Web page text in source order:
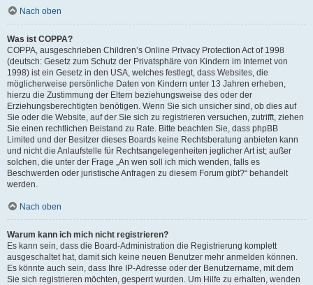
Nach oben
Was ist COPPA?
COPPA, ausgeschrieben Children’s Online Privacy Protection Act of 1998
(deutsch: Gesetz zum Schutz der Privatsphäre von Kindern im Internet von
1998) ist ein Gesetz in den USA, welches festlegt, dass Websites, die
möglicherweise persönliche Daten von Kindern unter 13 Jahren erheben,
hierzu die Zustimmung der Eltern beziehungsweise des oder der
Erziehungsberechtigten benötigen. Wenn Sie sich unsicher sind, ob dies auf
Sie oder die Website, auf der Sie sich zu registrieren versuchen, zutrifft, ziehen
Sie einen rechtlichen Beistand zu Rate. Bitte beachten Sie, dass phpBB
Limited und der Besitzer dieses Boards keine Rechtsberatung anbieten kann
und nicht die Anlaufstelle für Rechtsangelegenheiten jeglicher Art ist; außer
solchen, die unter der Frage „An wen soll ich mich wenden, falls es
Beschwerden oder juristische Anfragen zu diesem Forum gibt?“ behandelt
werden.
Nach oben
Warum kann ich mich nicht registrieren?
Es kann sein, dass die Board-Administration die Registrierung komplett
ausgeschaltet hat, damit sich keine neuen Benutzer mehr anmelden können.
Es könnte auch sein, dass Ihre IP-Adresse oder der Benutzername, mit dem
Sie sich registrieren möchten, gesperrt wurden. Um Hilfe zu erhalten, wenden